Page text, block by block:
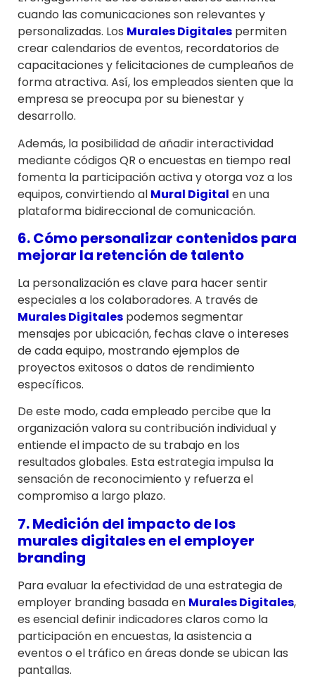
cuando las comunicaciones son relevantes y
personalizadas. Los Murales Digitales permiten
crear calendarios de eventos, recordatorios de
capacitaciones y felicitaciones de cumpleaños de
forma atractiva. Así, los empleados sienten que la
empresa se preocupa por su bienestar y
desarrollo.
Además, la posibilidad de añadir interactividad
mediante códigos QR o encuestas en tiempo real
fomenta la participación activa y otorga voz a los
equipos, convirtiendo al Mural Digital en una
plataforma bidireccional de comunicación.
6. Cómo personalizar contenidos para
mejorar la retención de talento
La personalización es clave para hacer sentir
especiales a los colaboradores. A través de
Murales Digitales podemos segmentar
mensajes por ubicación, fechas clave o intereses
de cada equipo, mostrando ejemplos de
proyectos exitosos o datos de rendimiento
específicos.
De este modo, cada empleado percibe que la
organización valora su contribución individual y
entiende el impacto de su trabajo en los
resultados globales. Esta estrategia impulsa la
sensación de reconocimiento y refuerza el
compromiso a largo plazo.
7. Medición del impacto de los
murales digitales en el employer
branding
Para evaluar la efectividad de una estrategia de
employer branding basada en Murales Digitales,
es esencial definir indicadores claros como la
participación en encuestas, la asistencia a
eventos o el tráfico en áreas donde se ubican las
pantallas.